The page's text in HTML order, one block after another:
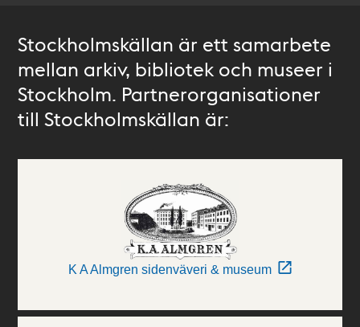
Stockholmskällan är ett samarbete
mellan arkiv, bibliotek och museer i
Stockholm. Partnerorganisationer
till Stockholmskällan är:
K A Almgren sidenväveri & museum